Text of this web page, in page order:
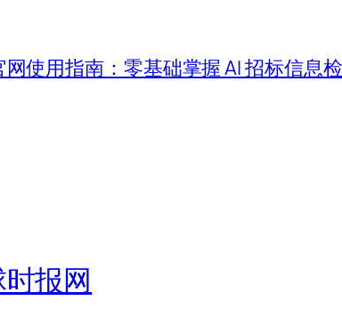
使用指南：零基础掌握 AI 招标信息
报网